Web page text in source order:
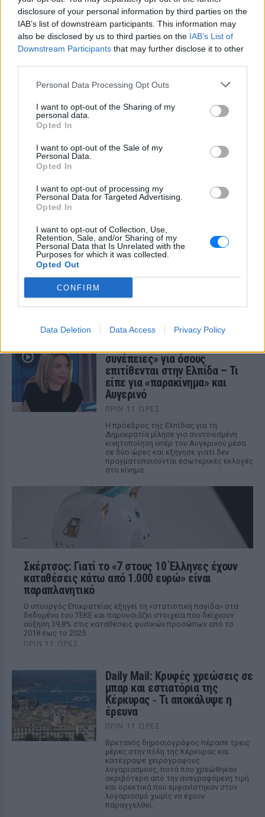
disclosure of your personal information by third parties on the
IAB’s list of downstream participants. This information may
also be disclosed by us to third parties on the IAB’s List of
Downstream Participants that may further disclose it to other
Personal Data Processing Opt Outs
I want to opt-out of the Sharing of my
personal data.
Opted In
I want to opt-out of the Sale of my
Personal Data.
Opted In
I want to opt-out of processing my
Personal Data for Targeted Advertising.
Opted In
I want to opt-out of Collection, Use,
Retention, Sale, and/or Sharing of my
Personal Data that Is Unrelated with the
Purposes for which it was collected.
Opted Out
CONFIRM
Data Deletion Data Access Privacy Policy
ΔΕΙΤΕ ΕΠΙΣΗΣ
ΣΤΗΝ ΙΔΙΑ ΚΑΤΗΓΟΡΙΑ
«Αν ήταν κάποιος πάνω από την
πισίνα, δεν θα ‘χα θρηνήσει το
4χρονου που πνίγηκε στην Πάρο
ΠΡΙΝ 11 ΏΡΕΣ
Φωτιά στον Κουβαρά Αττικής:
Μήνυμα 112 για απομάκρυνση –
ΠΡΙΝ 11 ΏΡΕΣ
Εστάλησαν δύο μηνύματα εκκένωσης από
το 112, ενώ στη μάχη με τις φλόγες
Γαλλία και Ρουμανία
συνέπειες» για όσους
επιτίθενται στην Ελπίδα – Τι
είπε για «παρακίνημα» και
Αυγερινό
ΠΡΙΝ 11 ΏΡΕΣ
Η πρόεδρος της Ελπίδας για τη
Δημοκρατία μίλησε για συντονισμένη
κινητοποίηση υπέρ του Αυγερινού μέσα
σε δύο ώρες και εξήγησε γιατί δεν
πραγματοποιούνται εσωτερικές εκλογές
στο κίνημα.
Σκέρτσος: Γιατί το «7 στους 10 Έλληνες έχουν
καταθέσεις κάτω από 1.000 ευρώ» είναι
παραπλανητικό
Ο υπουργός Επικρατείας εξηγεί τη «στατιστική παγίδα» στα
δεδομένα του ΤΕΚΕ και παρουσιάζει στοιχεία που δείχνουν
αύξηση 39,8% στις καταθέσεις φυσικών προσώπων από το
2018 έως το 2025.
ΠΡΙΝ 11 ΏΡΕΣ
Daily Mail: Κρυφές χρεώσεις σε
μπαρ και εστιατόρια της
Κέρκυρας ‑ Τι αποκάλυψε η
έρευνα
ΠΡΙΝ 11 ΏΡΕΣ
Βρετανός δημοσιογράφος πέρασε τρεις
μέρες στην πόλη της Κέρκυρας και
κατέγραψε χειρόγραφους
λογαριασμούς, ποτά που χρεώθηκαν
ακριβότερα από την αναγραφόμενη τιμή
και ορεκτικά που εμφανίστηκαν στον
λογαριασμό χωρίς να έχουν
παραγγελθεί.